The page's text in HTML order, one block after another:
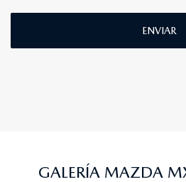
ENVIAR
GALERÍA MAZDA